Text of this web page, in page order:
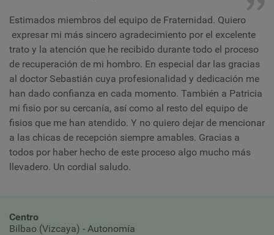
Estimados miembros del equipo de Fraternidad. Quiero
expresar mi más sincero agradecimiento por el excelente
trato y la atención que he recibido durante todo el proceso
de recuperación de mi hombro. En especial dar las gracias
al doctor Sebastián cuya profesionalidad y dedicación me
han dado confianza en cada momento. También a Patricia
mi fisio por su cercanía, así como al resto del equipo de
fisios que me han atendido. Y no quiero dejar de mencionar
a las chicas de recepción siempre amables. Gracias a
todos por haber hecho de este proceso algo mucho más
llevadero. Un cordial saludo.
Centro
Bilbao (Vizcaya) - Autonomía